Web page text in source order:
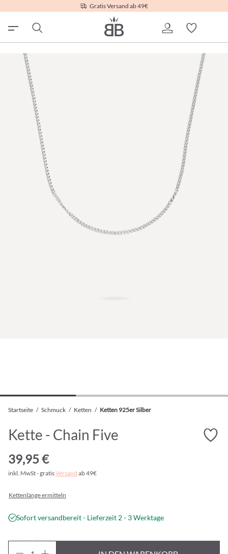
Gratis Versand ab 49€
Startseite / Schmuck / Ketten / Ketten 925er Silber
Kette - Chain Five
39,95 €
inkl. MwSt - gratisVersand ab 49€
Kettenlänge ermitteln
Sofort versandbereit - Lieferzeit 2 - 3 Werktage